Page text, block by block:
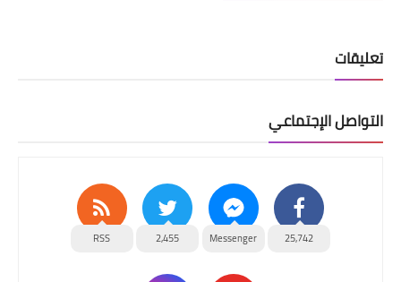
تعليقات
التواصل الإجتماعي
25,742
Messenger
2,455
RSS